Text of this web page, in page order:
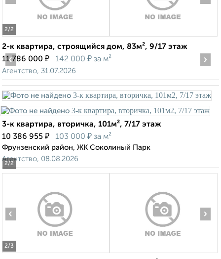
2/2
2-к квартира, строящийся дом, 83м², 9/17 этаж
11 786 000 ₽ 142 000 ₽ за м²
Агентство, 31.07.2026
2/2
‹ ›
3-к квартира, вторичка, 101м², 7/17 этаж
10 386 955 ₽ 103 000 ₽ за м²
Фрунзенский район, ЖК Соколиный Парк
Агентство, 08.08.2026
2/3
‹ ›